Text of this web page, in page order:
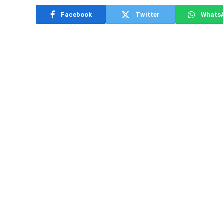
Facebook Twitter